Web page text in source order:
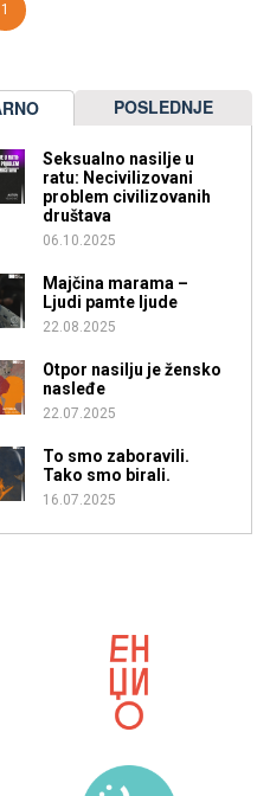
1
POSLEDNJE
Seksualno nasilje u
ratu: Necivilizovani
problem civilizovanih
društava
06.10.2025
Majčina marama –
Ljudi pamte ljude
22.08.2025
Otpor nasilju je žensko
nasleđe
22.07.2025
To smo zaboravili.
Tako smo birali.
16.07.2025